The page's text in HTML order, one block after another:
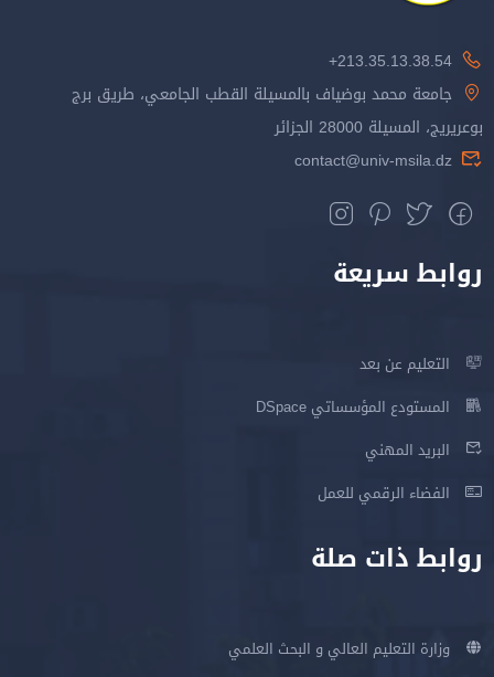
213.35.13.38.54+
جامعة محمد بوضياف بالمسيلة القطب الجامعي، طريق برج
بوعريريج، المسيلة 28000 الجزائر
contact@univ-msila.dz
روابط سريعة
التعليم عن بعد
المستودع المؤسساتي DSpace
البريد المهني
الفضاء الرقمي للعمل
روابط ذات صلة
وزارة التعليم العالي و البحث العلمي